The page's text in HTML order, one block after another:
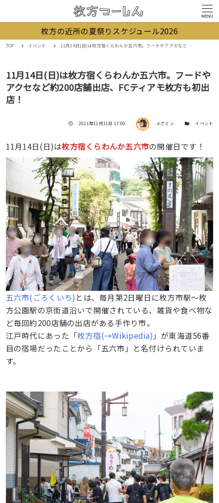
MENU
枚方の近所の夏祭りスケジュール2026
TOP イベント 11月14日(日)は枚方宿くらわんか五六市。フードやアクセなど約200店舗出店、FCティアモ枚方も初出店！
11月14日(日)は枚方宿くらわんか五六市。フードや
アクセなど約200店舗出店、FCティアモ枚方も初出
店！
投稿日
2021年11月11日 17:00 著者 メグミン カテゴリー
イベント
11月14日(日)は枚方宿くらわんか五六市の開催日です！
五六市(ごろくいち) とは、毎月第2日曜日に枚方市駅～枚
方公園駅の京街道沿いで開催されている、雑貨や食べ物な
ど毎回約200店舗の出店がある手作り市。
江戸時代にあった「枚方宿(→Wikipedia) 」が東海道56番
目の宿場だったことから「五六市」と名付けられていま
す。